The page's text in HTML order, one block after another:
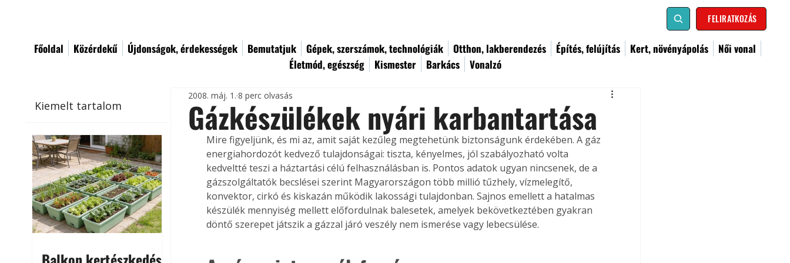
FELIRATKOZÁS
Főoldal Közérdekű Újdonságok, érdekességek Bemutatjuk Gépek, szerszámok, technológiák Otthon, lakberendezés Építés, felújítás Kert, növényápolás
Női vonal
Életmód, egészség
Kismester Barkács Vonalzó
Kiemelt tartalom Gázkészülékek nyári karbantartása
2008. máj. 1. 8 perc olvasás
Mire figyeljünk, és mi az, amit saját kezűleg megtehetünk biztonságunk érdekében. A gáz
energiahordozót kedvező tulajdonságai: tiszta, kényelmes, jól szabályozható volta
kedveltté teszi a háztartási célú felhasználásban is. Pontos adatok ugyan nincsenek, de a
gázszolgáltatók becslései szerint Magyarországon több millió tűzhely, vízmelegítő,
konvektor, cirkó és kiskazán működik lakossági tulajdonban. Sajnos emellett a hatalmas
készülék mennyiség mellett előfordulnak balesetek, amelyek bekövetkeztében gyakran
döntő szerepet játszik a gázzal járó veszély nem ismerése vagy lebecsülése.